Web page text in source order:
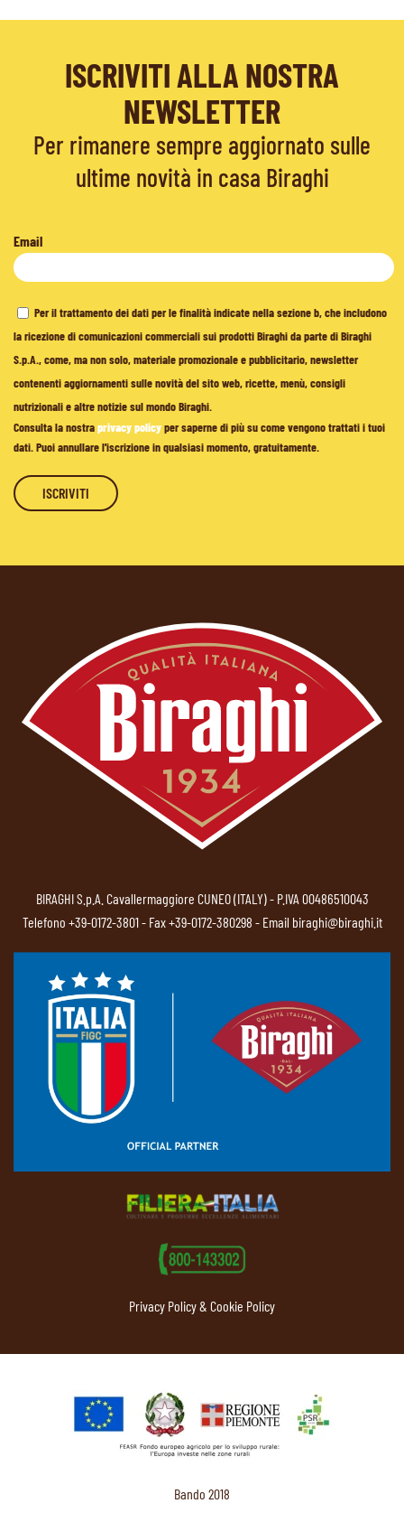
ISCRIVITI ALLA NOSTRA
NEWSLETTER
Per rimanere sempre aggiornato sulle
ultime novità in casa Biraghi
Email
Per il trattamento dei dati per le finalità indicate nella sezione b, che includono
la ricezione di comunicazioni commerciali sui prodotti Biraghi da parte di Biraghi
S.p.A., come, ma non solo, materiale promozionale e pubblicitario, newsletter
contenenti aggiornamenti sulle novità del sito web, ricette, menù, consigli
nutrizionali e altre notizie sul mondo Biraghi.
Consulta la nostraprivacy policyper saperne di più su come vengono trattati i tuoi
dati. Puoi annullare l'iscrizione in qualsiasi momento, gratuitamente.
BIRAGHI S.p.A. Cavallermaggiore CUNEO (ITALY) - P.IVA 00486510043
Telefono +39-0172-3801- Fax +39-0172-380298 - Email biraghi@biraghi.it
Privacy Policy & Cookie Policy
Bando 2018